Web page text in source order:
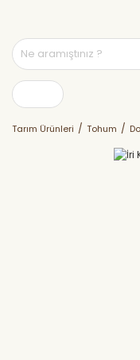
Tarım Ürünleri Tohum